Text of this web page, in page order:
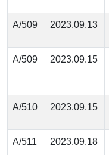
А/509 2023.09.13
А/509 2023.09.15
А/510 2023.09.15
А/511 2023.09.18